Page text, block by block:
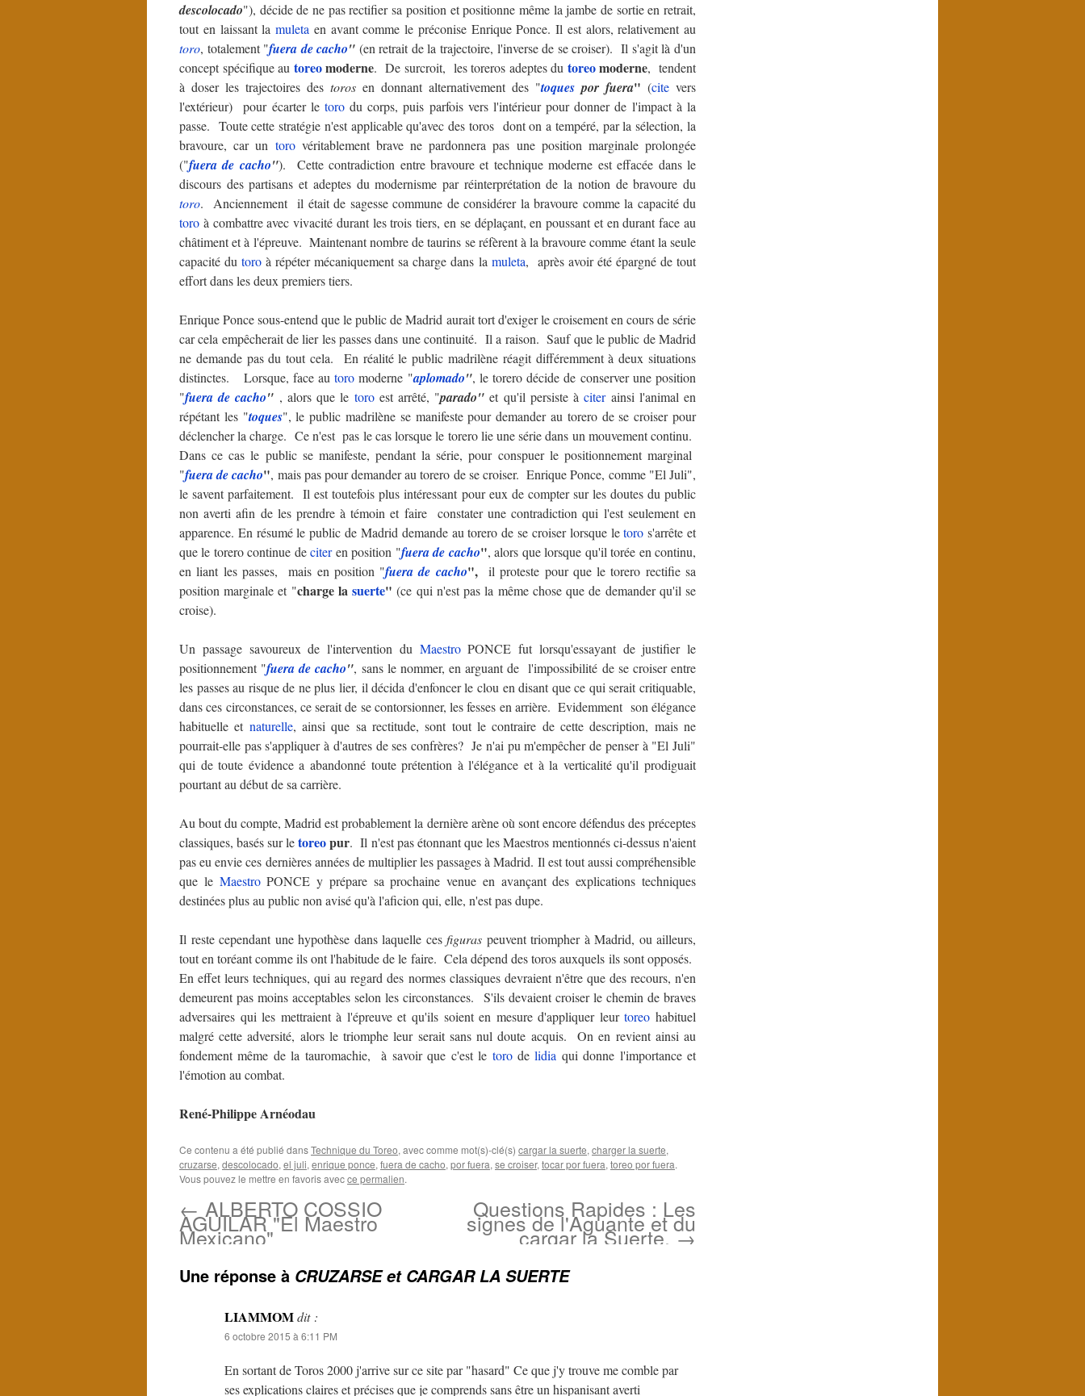
descolocado"), décide de ne pas rectifier sa position et positionne même la jambe de sortie en retrait,
tout en laissant la muleta en avant comme le préconise Enrique Ponce. Il est alors, relativement au
toro, totalement "fuera de cacho" (en retrait de la trajectoire, l'inverse de se croiser). Il s'agit là d'un
concept spécifique au toreomoderne. De surcroit, les toreros adeptes du toreomoderne, tendent
à doser les trajectoires des toros en donnant alternativement des "toques por fuera" (cite vers
l'extérieur) pour écarter le torodu corps, puis parfois vers l'intérieur pour donner de l'impact à la
passe. Toute cette stratégie n'est applicable qu'avec des toros dont on a tempéré, par la sélection, la
bravoure, car un torovéritablement brave ne pardonnera pas une position marginale prolongée
("fuera de cacho"). Cette contradiction entre bravoure et technique moderne est effacée dans le
discours des partisans et adeptes du modernisme par réinterprétation de la notion de bravoure du
toro. Anciennement il était de sagesse commune de considérer la bravoure comme la capacité du
toro à combattre avec vivacité durant les trois tiers, en se déplaçant, en poussant et en durant face au
châtiment et à l'épreuve. Maintenant nombre de taurins se réfèrent à la bravoure comme étant la seule
capacité dutoro à répéter mécaniquement sa charge dans la muleta, après avoir été épargné de tout
effort dans les deux premiers tiers.
Enrique Ponce sous-entend que le public de Madrid aurait tort d'exiger le croisement en cours de série
car cela empêcherait de lier les passes dans une continuité. Il a raison. Sauf que le public de Madrid
ne demande pas du tout cela. En réalité le public madrilène réagit différemment à deux situations
distinctes. Lorsque, face autoro moderne "aplomado", le torero décide de conserver une position
"fuera de cacho" , alors que le toroest arrêté, "parado"et qu'il persiste àciterainsi l'animal en
répétant les "toques", le public madrilène se manifeste pour demander au torero de se croiser pour
déclencher la charge. Ce n'est pas le cas lorsque le torero lie une série dans un mouvement continu.
Dans ce cas le public se manifeste, pendant la série, pour conspuer le positionnement marginal
"fuera de cacho", mais pas pour demander au torero de se croiser. Enrique Ponce, comme "El Juli",
le savent parfaitement. Il est toutefois plus intéressant pour eux de compter sur les doutes du public
non averti afin de les prendre à témoin et faire constater une contradiction qui l'est seulement en
apparence. En résumé le public de Madrid demande au torero de se croiser lorsque letoro s'arrête et
que le torero continue deciteren position "fuera de cacho", alors que lorsque qu'il torée en continu,
en liant les passes, mais en position "fuera de cacho",
il proteste pour que le torero rectifie sa
position marginale et "charge lasuerte" (ce qui n'est pas la même chose que de demander qu'il se
croise).
Un passage savoureux de l'intervention du MaestroPONCE fut lorsqu'essayant de justifier le
positionnement "fuera de cacho", sans le nommer, en arguant de l'impossibilité de se croiser entre
les passes au risque de ne plus lier, il décida d'enfoncer le clou en disant que ce qui serait critiquable,
dans ces circonstances, ce serait de se contorsionner, les fesses en arrière. Evidemment son élégance
habituelle et naturelle, ainsi que sa rectitude, sont tout le contraire de cette description, mais ne
pourrait-elle pas s'appliquer à d'autres de ses confrères? Je n'ai pu m'empêcher de penser à "El Juli"
qui de toute évidence a abandonné toute prétention à l'élégance et à la verticalité qu'il prodiguait
pourtant au début de sa carrière.
Au bout du compte, Madrid est probablement la dernière arène où sont encore défendus des préceptes
classiques, basés sur letoreopur. Il n'est pas étonnant que les Maestros mentionnés ci-dessus n'aient
pas eu envie ces dernières années de multiplier les passages à Madrid. Il est tout aussi compréhensible
que le MaestroPONCE y prépare sa prochaine venue en avançant des explications techniques
destinées plus au public non avisé qu'à l'aficion qui, elle, n'est pas dupe.
Il reste cependant une hypothèse dans laquelle ces figuras peuvent triompher à Madrid, ou ailleurs,
tout en toréant comme ils ont l'habitude de le faire. Cela dépend des toros auxquels ils sont opposés.
En effet leurs techniques, qui au regard des normes classiques devraient n'être que des recours, n'en
demeurent pas moins acceptables selon les circonstances. S'ils devaient croiser le chemin de braves
adversaires qui les mettraient à l'épreuve et qu'ils soient en mesure d'appliquer leurtoreo habituel
malgré cette adversité, alors le triomphe leur serait sans nul doute acquis. On en revient ainsi au
fondement même de la tauromachie, à savoir que c'est le torodelidia qui donne l'importance et
l'émotion au combat.
René-Philippe Arnéodau
Ce contenu a été publié dansTechnique du Toreo, avec comme mot(s)-clé(s) cargar la suerte, charger la suerte,
cruzarse, descolocado, el juli, enrique ponce, fuera de cacho, por fuera, se croiser, tocar por fuera, toreo por fuera.
Vous pouvez le mettre en favoris avecce permalien.
← ALBERTO COSSIO
AGUILAR "El Maestro
Mexicano"
Questions Rapides : Les
signes de l'Aguante et du
cargar la Suerte.→
Une réponse à CRUZARSE et CARGAR LA SUERTE
LIAMMOMdit :
6 octobre 2015 à 6:11 PM
En sortant de Toros 2000 j'arrive sur ce site par "hasard" Ce que j'y trouve me comble par
ses explications claires et précises que je comprends sans être un hispanisant averti